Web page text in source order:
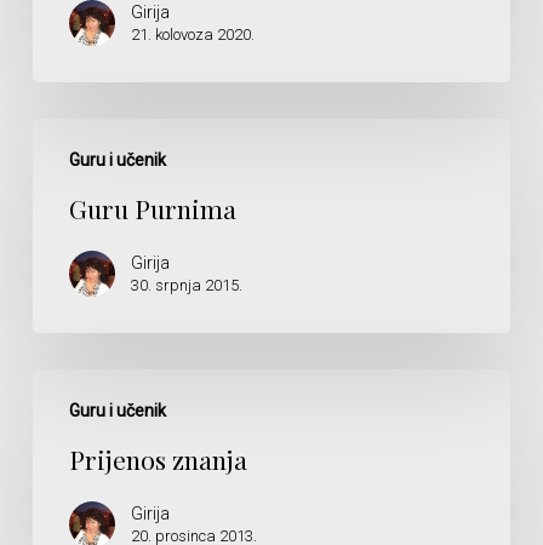
miješa
Girija
21. kolovoza 2020.
Guru i učenik
Purnima
Guru Purnima
Girija
30. srpnja 2015.
Guru i učenik
znanja
Prijenos znanja
Girija
20. prosinca 2013.